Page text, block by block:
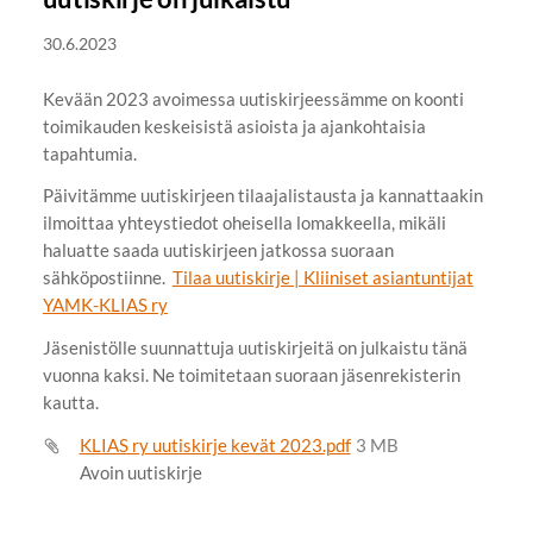
30.6.2023
Kevään 2023 avoimessa uutiskirjeessämme on koonti
toimikauden keskeisistä asioista ja ajankohtaisia
tapahtumia.
Päivitämme uutiskirjeen tilaajalistausta ja kannattaakin
ilmoittaa yhteystiedot oheisella lomakkeella, mikäli
haluatte saada uutiskirjeen jatkossa suoraan
sähköpostiinne. Tilaa uutiskirje | Kliiniset asiantuntijat
YAMK-KLIAS ry
Jäsenistölle suunnattuja uutiskirjeitä on julkaistu tänä
vuonna kaksi. Ne toimitetaan suoraan jäsenrekisterin
kautta.
KLIAS ry uutiskirje kevät 2023.pdf 3 MB
Avoin uutiskirje